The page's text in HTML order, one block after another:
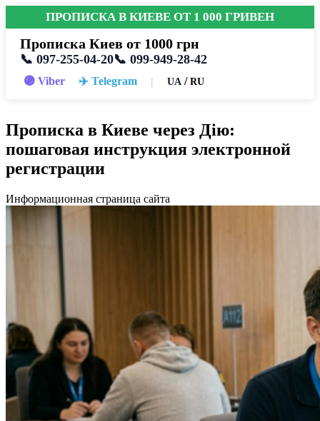
ПРОПИСКА В КИЕВЕ ОТ 1 000 ГРИВЕН
Прописка Киев от 1000 грн
📞 097-255-04-20📞 099-949-28-42
🟣 Viber ✈️ Telegram | UA / RU
Прописка в Киеве через Дію:
пошаговая инструкция электронной
регистрации
Информационная страница сайта